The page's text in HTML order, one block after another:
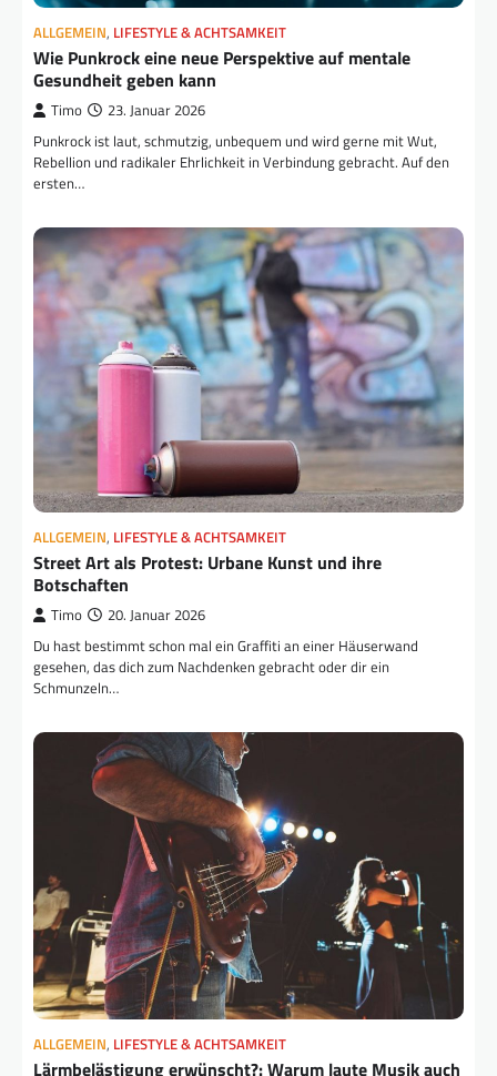
ALLGEMEIN, LIFESTYLE & ACHTSAMKEIT
Wie Punkrock eine neue Perspektive auf mentale
Gesundheit geben kann
Timo 23. Januar 2026
Punkrock ist laut, schmutzig, unbequem und wird gerne mit Wut,
Rebellion und radikaler Ehrlichkeit in Verbindung gebracht. Auf den
ersten…
ALLGEMEIN, LIFESTYLE & ACHTSAMKEIT
Street Art als Protest: Urbane Kunst und ihre
Botschaften
Timo 20. Januar 2026
Du hast bestimmt schon mal ein Graffiti an einer Häuserwand
gesehen, das dich zum Nachdenken gebracht oder dir ein
Schmunzeln…
ALLGEMEIN, LIFESTYLE & ACHTSAMKEIT
Lärmbelästigung erwünscht?: Warum laute Musik auch